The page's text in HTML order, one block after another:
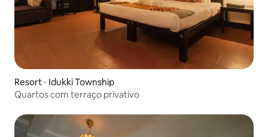
Resort ⋅ Idukki Township
Quartos com terraço privativo